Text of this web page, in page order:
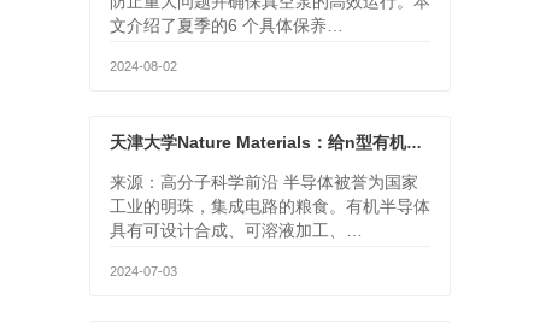
文介绍了夏季的6 个具体保养…
2024-08-02
天津大学Nature Materials：给n型有机半导体“补充”维生素C，提升性能与稳定性
来源：高分子科学前沿 半导体被誉为国家
工业的明珠，集成电路的粮食。有机半导体
具有可设计合成、可溶液加工、…
2024-07-03